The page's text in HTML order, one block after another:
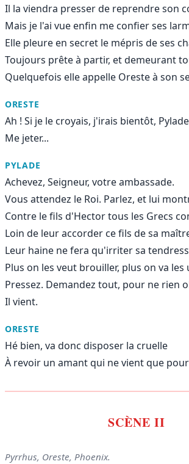
Il la viendra presser de reprendre son
Mais je l'ai vue enfin me confier ses
Elle pleure en secret le mépris de ses
Toujours prête à partir, et demeurant
Quelquefois elle appelle Oreste à son
ORESTE
Ah ! Si je le croyais, j'irais bientôt,
Me jeter...
PYLADE
Achevez, Seigneur, votre ambassade.
Vous attendez le Roi. Parlez, et lui
Contre le fils d'Hector tous les Grecs
Loin de leur accorder ce fils de sa
Leur haine ne fera qu'irriter sa
Plus on les veut brouiller, plus on va les
Pressez. Demandez tout, pour ne rien
Il vient.
ORESTE
Hé bien, va donc disposer la cruelle
À revoir un amant qui ne vient que
SCÈNE II
Pyrrhus, Oreste, Phoenix.